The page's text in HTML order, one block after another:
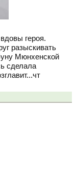
героя.
разыскивать
Мюнхенской
сделала